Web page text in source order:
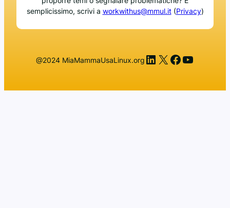
semplicissimo, scrivi a workwithus@mmul.it(Privacy)
@2024 MiaMammaUsaLinux.org LinkedIn
X Facebook